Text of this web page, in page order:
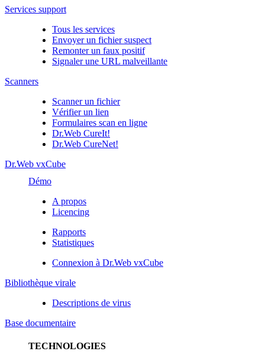
Services support
Tous les services
Envoyer un fichier suspect
Remonter un faux positif
Signaler une URL malveillante
Scanners
Scanner un fichier
Vérifier un lien
Formulaires scan en ligne
Dr.Web CureIt!
Dr.Web CureNet!
Dr.Web vxCube
Démo
A propos
Licencing
Rapports
Statistiques
Connexion à Dr.Web vxCube
Bibliothèque virale
Descriptions de virus
Base documentaire
TECHNOLOGIES